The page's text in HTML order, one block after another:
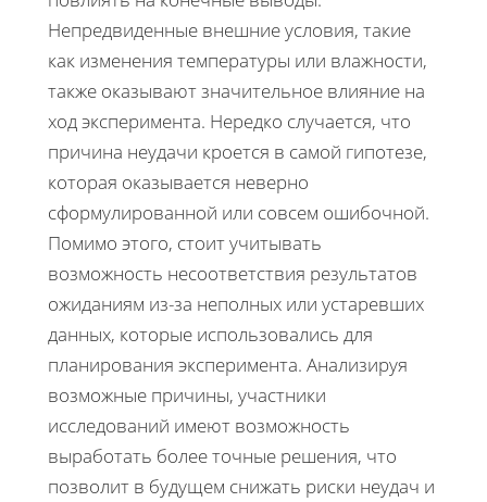
Непредвиденные внешние условия, такие
как изменения температуры или влажности,
также оказывают значительное влияние на
ход эксперимента. Нередко случается, что
причина неудачи кроется в самой гипотезе,
которая оказывается неверно
сформулированной или совсем ошибочной.
Помимо этого, стоит учитывать
возможность несоответствия результатов
ожиданиям из-за неполных или устаревших
данных, которые использовались для
планирования эксперимента. Анализируя
возможные причины, участники
исследований имеют возможность
выработать более точные решения, что
позволит в будущем снижать риски неудач и